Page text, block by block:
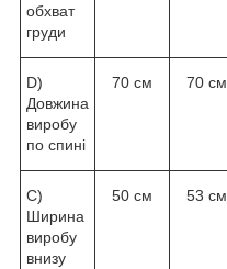
обхват
груди
D)
Довжина
виробу
по спині
70 см 70 см
C)
Ширина
виробу
внизу
50 см 53 см